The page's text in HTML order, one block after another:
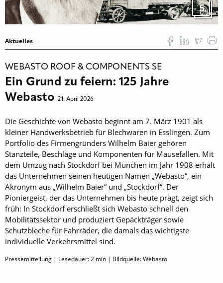
5
Aktuelles
WEBASTO ROOF & COMPONENTS SE
Ein Grund zu feiern: 125 Jahre
Webasto 21. April 2026
Die Geschichte von Webasto beginnt am 7. März 1901 als
kleiner Handwerksbetrieb für Blechwaren in Esslingen. Zum
Portfolio des Firmengründers Wilhelm Baier gehören
Stanzteile, Beschläge und Komponenten für Mausefallen. Mit
dem Umzug nach Stockdorf bei München im Jahr 1908 erhält
das Unternehmen seinen heutigen Namen „Webasto“, ein
Akronym aus „Wilhelm Baier“ und „Stockdorf“. Der
Pioniergeist, der das Unternehmen bis heute prägt, zeigt sich
früh: In Stockdorf erschließt sich Webasto schnell den
Mobilitätssektor und produziert Gepäckträger sowie
Schutzbleche für Fahrräder, die damals das wichtigste
individuelle Verkehrsmittel sind.
Pressemitteilung | Lesedauer:2 min | Bildquelle: Webasto